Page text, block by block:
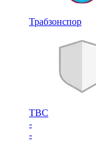
Трабзонспор
TBC
-
-